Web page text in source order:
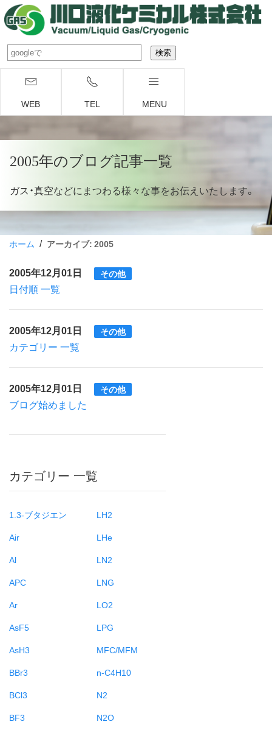
WEB TEL MENU
2005年のブログ記事一覧
ガス・真空などにまつわる様々な事をお伝えいたします。
ホーム / アーカイブ: 2005
2005年12月01日 その他
日付順 一覧
2005年12月01日 その他
カテゴリー 一覧
2005年12月01日 その他
ブログ始めました
カテゴリー 一覧
1.3-ブタジエン
Air
Al
APC
Ar
AsF5
AsH3
BBr3
BCl3
BF3
LH2
LHe
LN2
LNG
LO2
LPG
MFC/MFM
n-C4H10
N2
N2O